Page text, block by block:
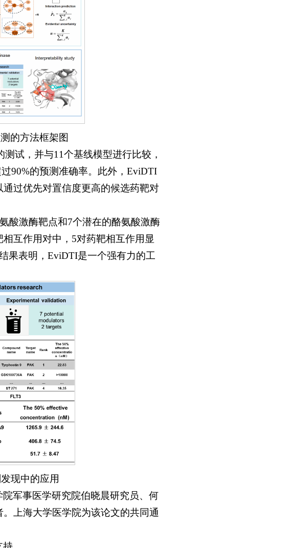
的方法框架图
试，并与11个基线模型进行比较，
90%的预测准确率。此外，EviDTI
过优先对置信度更高的候选药靶对
酸激酶靶点和7个潜在的酪氨酸激酶
互作用对中，5对药靶相互作用显
果表明，EviDTI是一个强有力的工
现中的应用
军事医学研究院伯晓晨研究员、何
上海大学医学院为该论文的共同通